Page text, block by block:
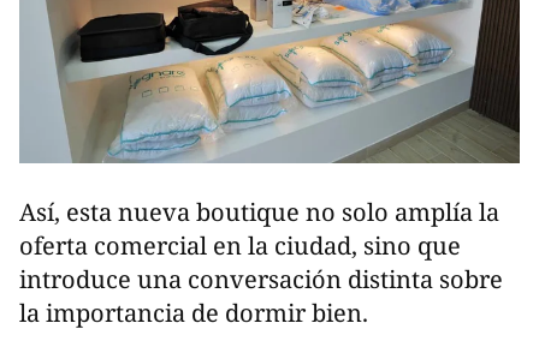
Así, esta nueva boutique no solo amplía la
oferta comercial en la ciudad, sino que
introduce una conversación distinta sobre
la importancia de dormir bien.